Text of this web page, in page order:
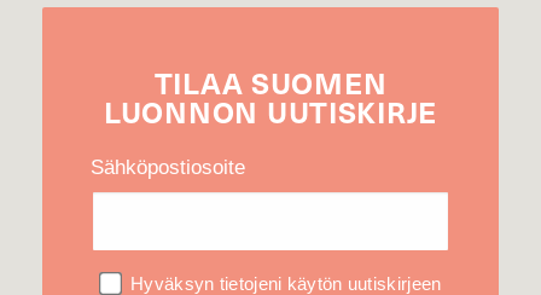
TILAA SUOMEN
LUONNON UUTIS­KIRJE
Sähköpostiosoite
Hyväksyn tietojeni käytön uutiskirjeen